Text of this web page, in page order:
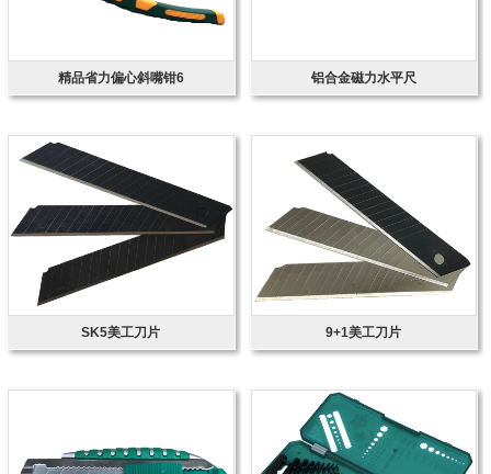
精品省力偏心斜嘴钳6 铝合金磁力水平尺
SK5美工刀片 9+1美工刀片